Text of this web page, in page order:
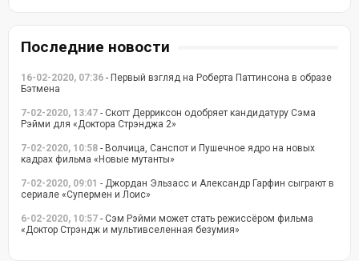
Последние новости
16-02-2020, 07:36 - Первый взгляд на Роберта Паттинсона в образе
Бэтмена
7-02-2020, 13:47 - Скотт Дерриксон одобряет кандидатуру Сэма
Рэйми для «Доктора Стрэнджа 2»
7-02-2020, 10:58 - Волчица, Санспот и Пушечное ядро на новых
кадрах фильма «Новые мутанты»
7-02-2020, 09:01 - Джордан Эльзасс и Александр Гарфин сыграют в
сериале «Супермен и Лоис»
6-02-2020, 10:57 - Сэм Рэйми может стать режиссёром фильма
«Доктор Стрэндж и мультивселенная безумия»